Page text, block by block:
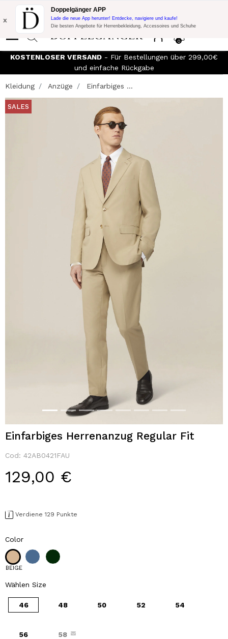
Blitzangebot:
10% Extra-Rabatt auf 300€ Einkauf mit Code:
DOPPEL300
0
x
Doppelgänger APP
Lade die neue App herunter! Entdecke, navigiere und kaufe!
Die besten Angebote für Herrenbekleidung, Accessoires und Schuhe
KOSTENLOSER VERSAND - Für Bestellungen über 299,00€
und einfache Rückgabe
Kleidung Anzüge Einfarbiges ...
SALES
Einfarbiges Herrenanzug Regular Fit
Cod: 42AB0421FAU
129,00 €
Verdiene 129 Punkte
Color
BEIGE
Wählen Size
46 48 50 52 54
56 58